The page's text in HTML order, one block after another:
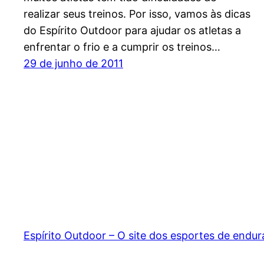
realizar seus treinos. Por isso, vamos às dicas
do Espírito Outdoor para ajudar os atletas a
enfrentar o frio e a cumprir os treinos…
29 de junho de 2011
Espírito Outdoor – O site dos esportes de